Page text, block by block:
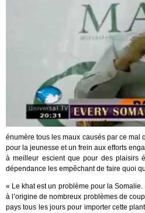
énumère tous les maux causés par ce mal
pour la jeunesse et un frein aux efforts
à meilleur escient que pour des plaisirs
dépendance les empêchant de faire quoi
« Le khat est un problème pour la
à l’origine de nombreux problèmes de
pays tous les jours pour importer cette